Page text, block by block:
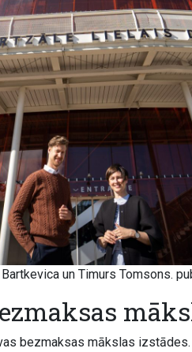
un Timurs Tomsons.
bezmaksas mākslas izstādes.